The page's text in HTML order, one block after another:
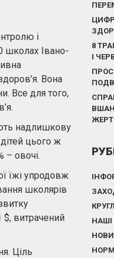
і
школах Івано-
Вона
Все для того,
надлишкову
цього ж
– овочі.
їжі упродовж
школярів
$, витрачений
Ціль
8
І